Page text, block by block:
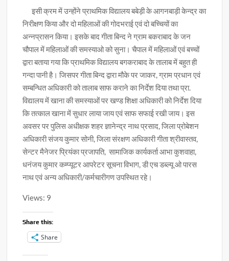
इसी क्रम में उन्होंने प्राथमिक विद्यालय बबेड़ी के आगनबाड़ी केन्द्र का
निरीक्षण किया और दो महिलाओं की गोदभराई एवं दो बच्चियों का
अन्नप्रासन किया। इसके बाद गीता बिन्द ने ग्राम बकराबाद के जन
चौपाल में महिलाओं की समस्याओ को सुना। चैपाल में महिलाओं एवं बच्चों
द्वारा बताया गया कि प्राथमिक विद्यालय बगकराबाद के तालाब में बहुत ही
गन्दा पानी है। जिसपर गीता बिन्द द्वारा मौके पर जाकर, ग्राम प्रधान एवं
सम्बन्धित अधिकारी को तालाब साफ कराने का निर्देश दिया तथा प्रा.
विद्यालय में खाना की समस्याओं पर खण्ड शिक्षा अधिकारी को निर्देश दिया
कि तत्काल खाना में सुधार लाया जाय एवं साफ सफाई रखी जाय। इस
अवसर पर पुलिस अधीक्षक शहर ज्ञानेन्द्र नाथ प्रसाद, जिला प्रोबेशन
अधिकारी संजय कुमार सोनी, जिला संरक्षण अधिकारी गीता श्रीवास्तव,
सेन्टर मैनेजर प्रियंका प्रजापति, सामाजिक कार्यकर्ता आभा कुशवाहा,
धनंजय कुमार कम्प्यूटर आपरेटर सूचना विभाग, डी एच डब्ल्यू ओ पारस
नाथ एवं अन्य अधिकारी/कर्मचारीगण उपस्थित रहे।
Views: 9
Share this:
Share